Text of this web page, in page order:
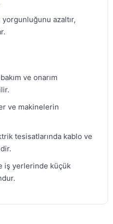
yorgunluğunu azaltır,
ve onarım
ve makinelerin
tesisatlarında kablo ve
iş yerlerinde küçük